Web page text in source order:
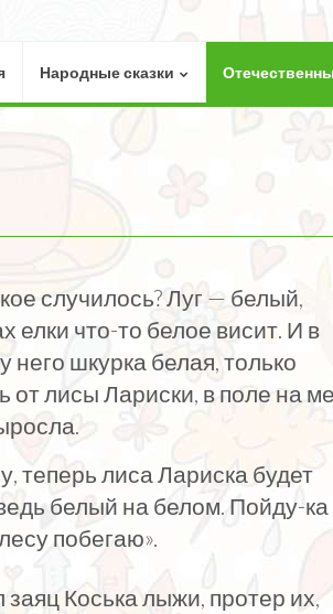
Народные сказки
случилось? Луг — белый,
елки что-то белое висит. И в
шкурка белая, только
от лисы Лариски, в поле на
теперь лиса Лариска будет
белый на белом. Пойду-ка
побегаю».
заяц Коська лыжи, протер их,